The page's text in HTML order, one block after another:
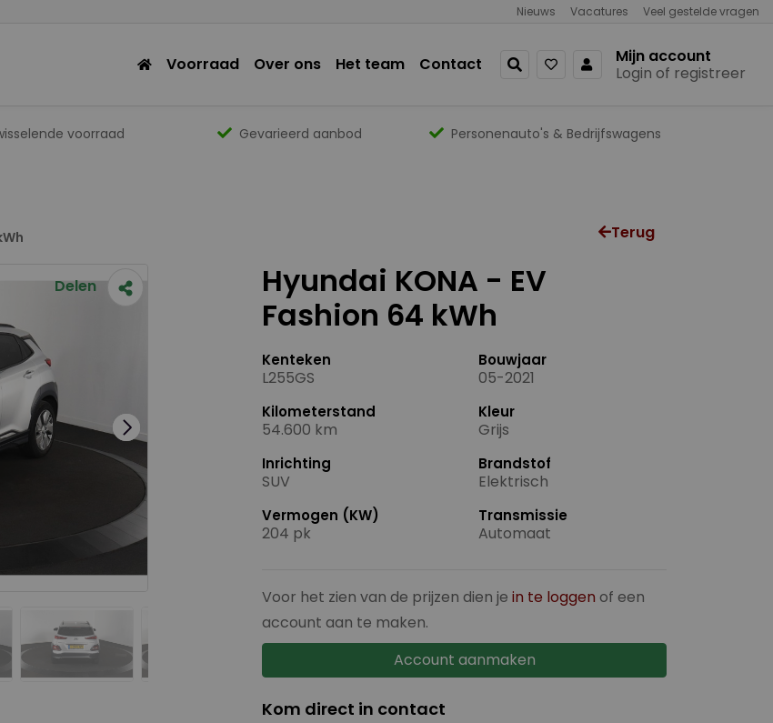
Nieuws Vacatures Veel gestelde vragen
Voorraad Over ons Het team Contact
Mijn account
Login of registreer
voorraad Gevarieerd aanbod Personenauto's & Bedrijfswagens
Terug
Hyundai KONA - EV
Fashion 64 kWh
Kenteken
L255GS
Bouwjaar
05-2021
Kilometerstand
54.600 km
Kleur
Grijs
Inrichting
SUV
Brandstof
Elektrisch
Vermogen (KW)
204 pk
Transmissie
Automaat
Voor het zien van de prijzen dien je in te loggen of een
account aan te maken.
Account aanmaken
Kom direct in contact
Delen